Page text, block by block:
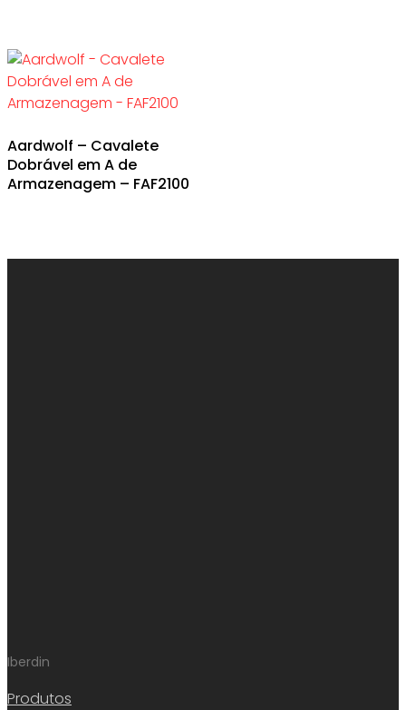
Aardwolf – Cavalete
Dobrável em A de
Armazenagem – FAF2100
Iberdin
Produtos